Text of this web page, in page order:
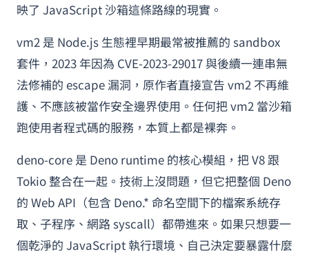
映了 JavaScript 沙箱這條路線的現實。
vm2 是 Node.js 生態裡早期最常被推薦的 sandbox
套件，2023 年因為 CVE-2023-29017 與後續一連串無
法修補的 escape 漏洞，原作者直接宣告 vm2 不再維
護、不應該被當作安全邊界使用。任何把 vm2 當沙箱
跑使用者程式碼的服務，本質上都是裸奔。
deno-core 是 Deno runtime 的核心模組，把 V8 跟
Tokio 整合在一起。技術上沒問題，但它把整個 Deno
的 Web API（包含 Deno.* 命名空間下的檔案系統存
取、子程序、網路 syscall）都帶進來。如果只想要一
個乾淨的 JavaScript 執行環境、自己決定要暴露什麼